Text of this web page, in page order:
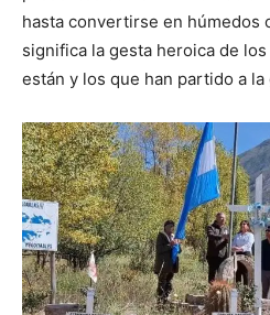
hasta convertirse en húmedos
significa la gesta heroica de
están y los que han partido a